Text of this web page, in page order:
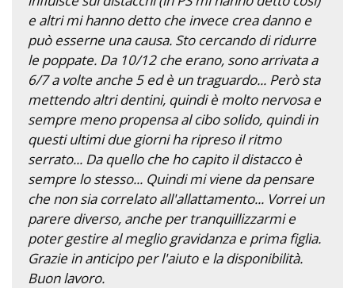
e altri mi hanno detto che invece crea danno e
può esserne una causa. Sto cercando di ridurre
le poppate. Da 10/12 che erano, sono arrivata a
6/7 a volte anche 5 ed è un traguardo... Però sta
mettendo altri dentini, quindi è molto nervosa e
sempre meno propensa al cibo solido, quindi in
questi ultimi due giorni ha ripreso il ritmo
serrato... Da quello che ho capito il distacco è
sempre lo stesso... Quindi mi viene da pensare
che non sia correlato all'allattamento... Vorrei un
parere diverso, anche per tranquillizzarmi e
poter gestire al meglio gravidanza e prima figlia.
Grazie in anticipo per l'aiuto e la disponibilità.
Buon lavoro.